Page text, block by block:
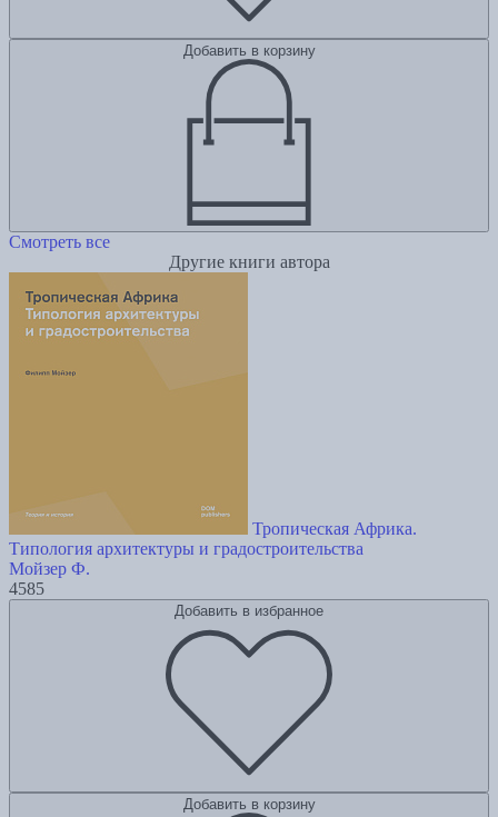
Добавить в корзину
Смотреть все
Другие книги автора
Тропическая Африка.
Типология архитектуры и градостроительства
Мойзер Ф.
4585
Добавить в избранное
Добавить в корзину